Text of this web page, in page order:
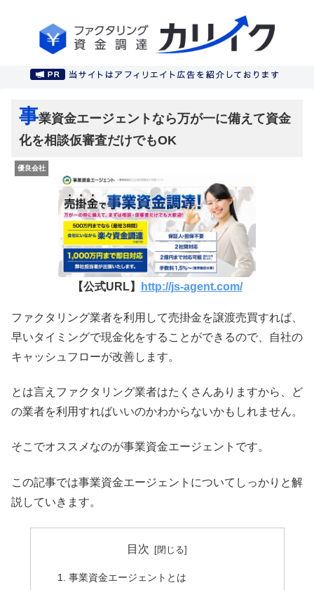
事業資金エージェントなら万が一に備えて資金
化を相談仮審査だけでもOK
優良会社
【公式URL】 http://js-agent.com/
ファクタリング業者を利用して売掛金を譲渡売買すれば、
早いタイミングで現金化をすることができるので、自社の
キャッシュフローが改善します。
とは言えファクタリング業者はたくさんありますから、ど
の業者を利用すればいいのかわからないかもしれません。
そこでオススメなのが事業資金エージェントです。
この記事では事業資金エージェントについてしっかりと解
説していきます。
目次
事業資金エージェントとは